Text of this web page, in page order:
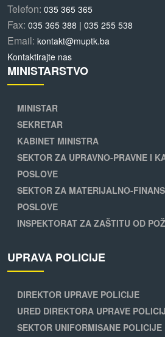
Telefon: 035 365 365
Fax: 035 365 388 | 035 255 538
Email: kontakt@muptk.ba
Kontaktirajte nas
MINISTARSTVO
MINISTAR
SEKRETAR
KABINET MINISTRA
SEKTOR ZA UPRAVNO-PRAVNE I
POSLOVE
SEKTOR ZA MATERIJALNO-
POSLOVE
INSPEKTORAT ZA ZAŠTITU OD
UPRAVA POLICIJE
DIREKTOR UPRAVE POLICIJE
URED DIREKTORA UPRAVE
SEKTOR UNIFORMISANE POLICIJE